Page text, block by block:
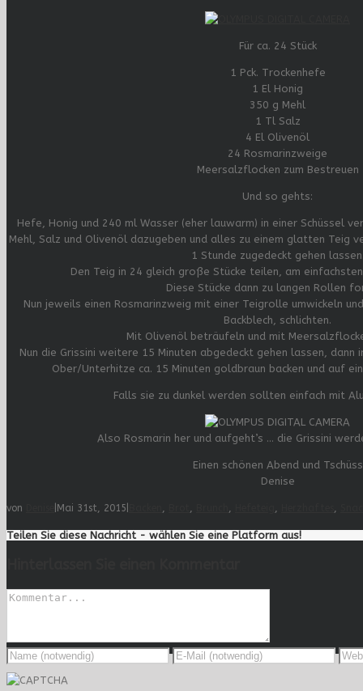
Für ca. 24 Stück
1 Pck. Trockenhefe
1 El Honig
350 g Mehl
1 Tl Salz
4 El Olivenöl
24 Rosmarinzweige
Meersalzflocken zum Bestreuen
Und so gehts:
Hefe, Honig und 240 ml Wasser (eher lauwarm) in einer Schüssel
Mehl, Salz und Olivenöl dazugeben und alles zu einem glatten Teig
1 Stunde zugedeckt gehen
Den Teig in 24 gleich große Stücke teilen, am
Diese Stücke dann zu langen Rollen
Nun jeweils einen Rosmarinzweig mit einer Teigrolle umwickeln
Backblech, schlichten.
Mit Olivenöl beträufeln und mit
Nun die Grissini weitere 15 Minuten abgedeckt gehen lassen, dann
Ober/Unterhitze ca. 15 Minuten goldbraun backen und auf
Falls sie zu dunkel werden sollten einfach mit
Also Rosmarin her und aufgeht’s … die Grissini
Einen schönen Abend und Tschüss
Denise
von Mai 31st, 2015 , , , , ,
Teilen Sie diese Nachricht - wählen Sie eine Platform aus!